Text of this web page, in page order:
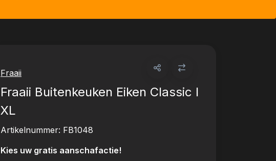
Fraaii
Fraaii Buitenkeuken Eiken Classic I
XL
Artikelnummer: FB1048
Kies uw gratis aanschafactie!